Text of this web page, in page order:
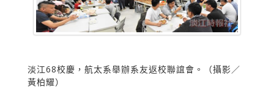
淡江68校慶，航太系舉辦系友返校聯誼會。（攝影／
黃柏耀）